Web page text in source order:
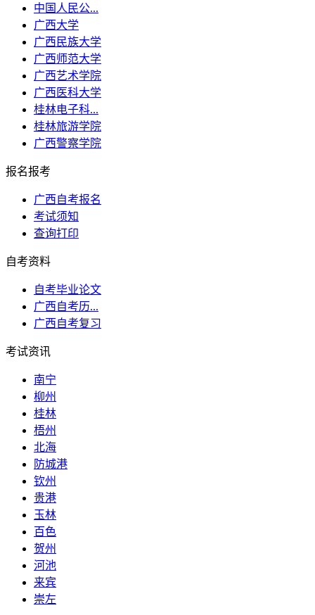
中国人民公...
广西大学
广西民族大学
广西师范大学
广西艺术学院
广西医科大学
桂林电子科...
桂林旅游学院
广西警察学院
报名报考
广西自考报名
考试须知
查询打印
自考资料
自考毕业论文
广西自考历...
广西自考复习
考试资讯
南宁
柳州
桂林
梧州
北海
防城港
钦州
贵港
玉林
百色
贺州
河池
来宾
崇左